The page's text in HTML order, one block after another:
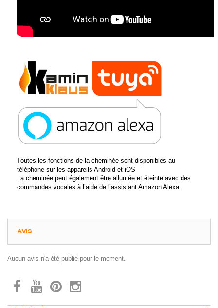
Toutes les fonctions de la cheminée sont disponibles au
téléphone sur les appareils Android et iOS
La cheminée peut également être allumée et éteinte avec des
commandes vocales à l’aide de l’assistant Amazon Alexa.
AVIS
Aucun avis n'a été publié pour le moment.